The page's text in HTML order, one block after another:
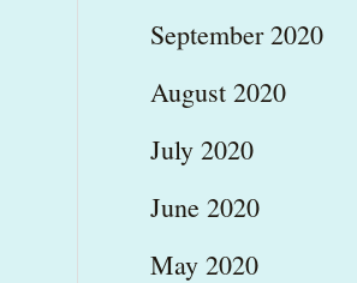
September 2020
August 2020
July 2020
June 2020
May 2020